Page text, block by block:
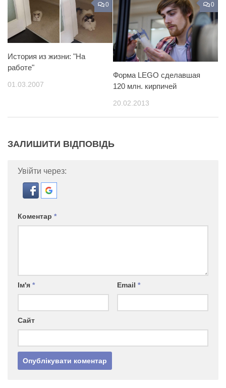
0
История из жизни: "На
работе"
01.03.2007
0
Форма LEGO сделавшая
120 млн. кирпичей
20.02.2013
ЗАЛИШИТИ ВІДПОВІДЬ
Увійти через:
Коментар *
Ім'я * Email *
Сайт